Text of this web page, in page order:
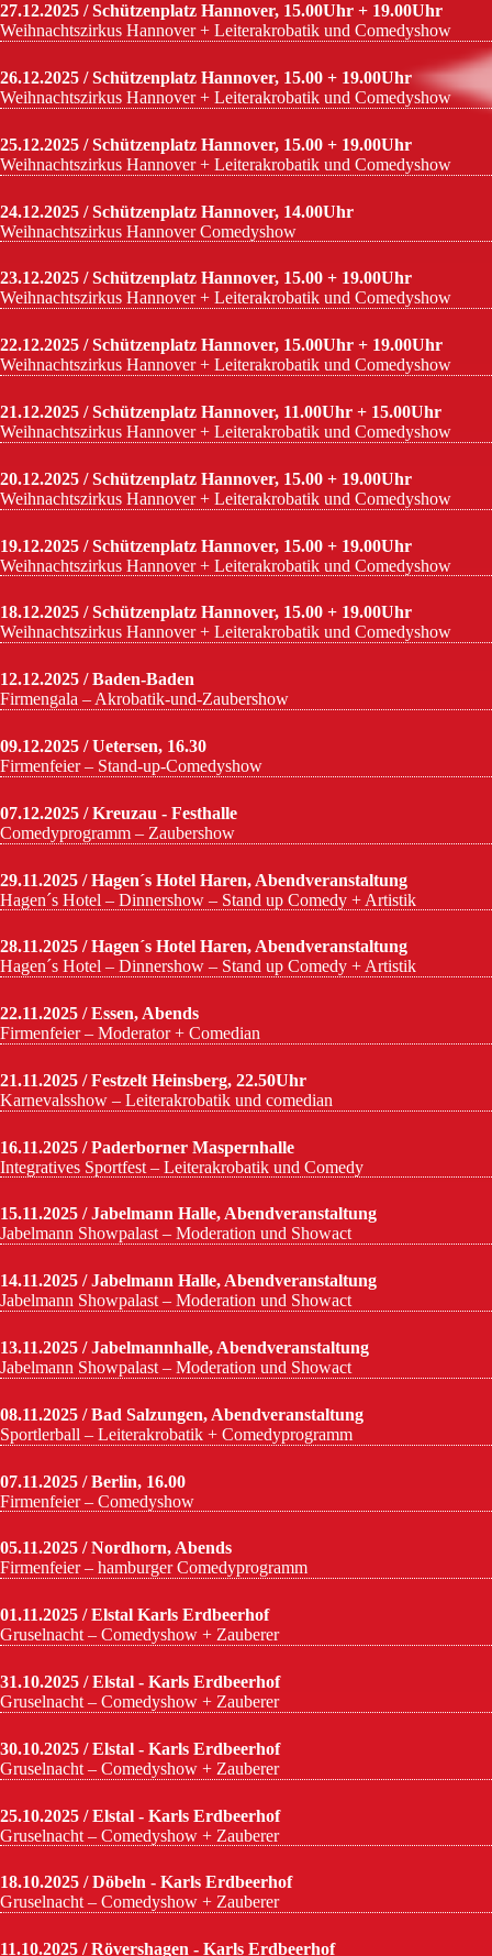
27.12.2025 / Schützenplatz Hannover, 15.00Uhr + 19.00Uhr
Weihnachtszirkus Hannover + Leiterakrobatik und Comedyshow
26.12.2025 / Schützenplatz Hannover, 15.00 + 19.00Uhr
Weihnachtszirkus Hannover + Leiterakrobatik und Comedyshow
25.12.2025 / Schützenplatz Hannover, 15.00 + 19.00Uhr
Weihnachtszirkus Hannover + Leiterakrobatik und Comedyshow
24.12.2025 / Schützenplatz Hannover, 14.00Uhr
Weihnachtszirkus Hannover Comedyshow
23.12.2025 / Schützenplatz Hannover, 15.00 + 19.00Uhr
Weihnachtszirkus Hannover + Leiterakrobatik und Comedyshow
22.12.2025 / Schützenplatz Hannover, 15.00Uhr + 19.00Uhr
Weihnachtszirkus Hannover + Leiterakrobatik und Comedyshow
21.12.2025 / Schützenplatz Hannover, 11.00Uhr + 15.00Uhr
Weihnachtszirkus Hannover + Leiterakrobatik und Comedyshow
20.12.2025 / Schützenplatz Hannover, 15.00 + 19.00Uhr
Weihnachtszirkus Hannover + Leiterakrobatik und Comedyshow
19.12.2025 / Schützenplatz Hannover, 15.00 + 19.00Uhr
Weihnachtszirkus Hannover + Leiterakrobatik und Comedyshow
18.12.2025 / Schützenplatz Hannover, 15.00 + 19.00Uhr
Weihnachtszirkus Hannover + Leiterakrobatik und Comedyshow
12.12.2025 / Baden-Baden
Firmengala – Akrobatik-und-Zaubershow
09.12.2025 / Uetersen, 16.30
Firmenfeier – Stand-up-Comedyshow
07.12.2025 / Kreuzau - Festhalle
Comedyprogramm – Zaubershow
29.11.2025 / Hagen´s Hotel Haren, Abendveranstaltung
Hagen´s Hotel – Dinnershow – Stand up Comedy + Artistik
28.11.2025 / Hagen´s Hotel Haren, Abendveranstaltung
Hagen´s Hotel – Dinnershow – Stand up Comedy + Artistik
22.11.2025 / Essen, Abends
Firmenfeier – Moderator + Comedian
21.11.2025 / Festzelt Heinsberg, 22.50Uhr
Karnevalsshow – Leiterakrobatik und comedian
16.11.2025 / Paderborner Maspernhalle
Integratives Sportfest – Leiterakrobatik und Comedy
15.11.2025 / Jabelmann Halle, Abendveranstaltung
Jabelmann Showpalast – Moderation und Showact
14.11.2025 / Jabelmann Halle, Abendveranstaltung
Jabelmann Showpalast – Moderation und Showact
13.11.2025 / Jabelmannhalle, Abendveranstaltung
Jabelmann Showpalast – Moderation und Showact
08.11.2025 / Bad Salzungen, Abendveranstaltung
Sportlerball – Leiterakrobatik + Comedyprogramm
07.11.2025 / Berlin, 16.00
Firmenfeier – Comedyshow
05.11.2025 / Nordhorn, Abends
Firmenfeier – hamburger Comedyprogramm
01.11.2025 / Elstal Karls Erdbeerhof
Gruselnacht – Comedyshow + Zauberer
31.10.2025 / Elstal - Karls Erdbeerhof
Gruselnacht – Comedyshow + Zauberer
30.10.2025 / Elstal - Karls Erdbeerhof
Gruselnacht – Comedyshow + Zauberer
25.10.2025 / Elstal - Karls Erdbeerhof
Gruselnacht – Comedyshow + Zauberer
18.10.2025 / Döbeln - Karls Erdbeerhof
Gruselnacht – Comedyshow + Zauberer
11.10.2025 / Rövershagen - Karls Erdbeerhof